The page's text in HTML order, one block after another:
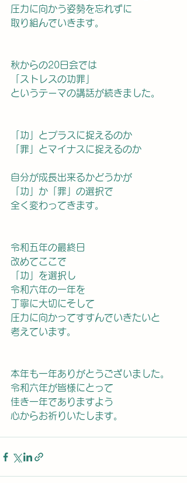
圧力に向かう姿勢を忘れずに
取り組んでいきます。
秋からの20日会では
「ストレスの功罪」
というテーマの講話が続きました。
「功」とプラスに捉えるのか
「罪」とマイナスに捉えるのか
自分が成長出来るかどうかが
「功」か「罪」の選択で
全く変わってきます。
令和五年の最終日
改めてここで
「功」を選択し
令和六年の一年を
丁寧に大切にそして
圧力に向かってすすんでいきたいと
考えています。
本年も一年ありがとうございました。
令和六年が皆様にとって
佳き一年でありますよう
心からお祈りいたします。